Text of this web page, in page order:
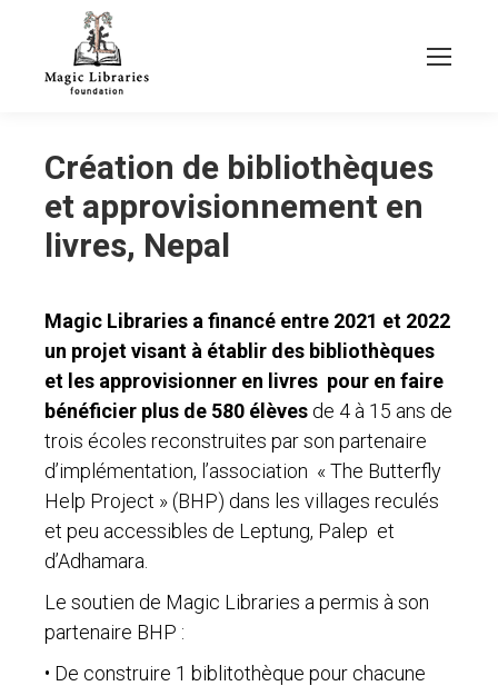
Création de bibliothèques
et approvisionnement en
livres, Nepal
Magic Libraries a financé entre 2021 et 2022
un projet visant à établir des bibliothèques
et les approvisionner en livres pour en faire
bénéficier plus de 580 élèves de 4 à 15 ans de
trois écoles reconstruites par son partenaire
d’implémentation, l’association « The Butterfly
Help Project » (BHP) dans les villages reculés
et peu accessibles de Leptung, Palep et
d’Adhamara.
Le soutien de Magic Libraries a permis à son
partenaire BHP :
• De construire 1 biblitothèque pour chacune